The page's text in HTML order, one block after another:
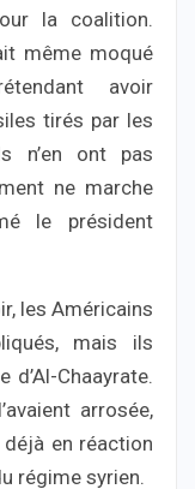
la coalition.
même moqué
avoir
tirés par les
n’en ont pas
ne marche
le président
les Américains
mais ils
d’Al-Chaayrate.
arrosée,
en réaction
régime syrien.